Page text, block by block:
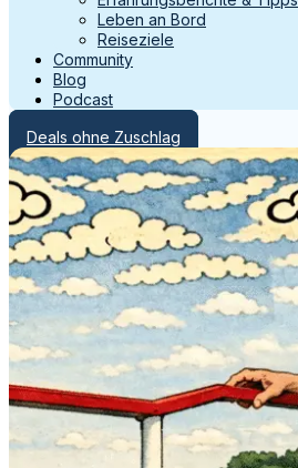
Leben an Bord
Reiseziele
Community
Blog
Podcast
Deals ohne Zuschlag